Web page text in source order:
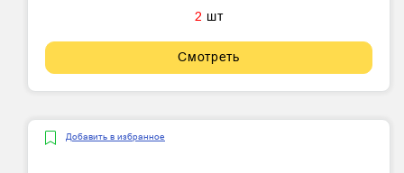
2 шт
Смотреть
Добавить в избранное